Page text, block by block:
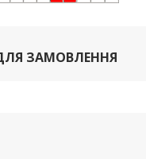
ЗАМОВЛЕННЯ